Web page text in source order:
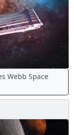
Webb Space